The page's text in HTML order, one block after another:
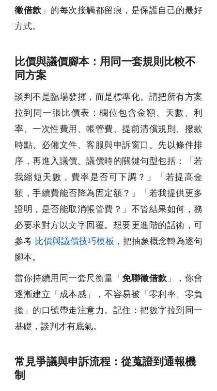
徵借款 」的每次接觸都留痕，是保護自己的最好
方式。
比價與議價腳本：用同一套規則比較不
同方案
談判不是臨場發揮，而是標準化。請把所有方案
拉到同一張比價表：欄位包含金額、天數、利
率、一次性費用、帳管費、提前清償規則、撥款
時點、必備文件、客服與申訴窗口。先以條件排
序，再進入議價。議價時的關鍵句型包括：「若
我縮短天數，費率是否可下調？」「若提高金
額，手續費能否降為固定額？」「若我提供更多
證明，是否能取消帳管費？」不管結果如何，務
必要求對方以文字回覆。想要更進階的話術，可
參考 比價與議價技巧模板 ，把抽象概念轉為逐句
腳本。
當你持續用同一套尺衡量「 免聯徵借款 」，你會
逐漸建立「成本感」，不容易被「零利率、零負
擔」的口號帶走注意力。記住：把數字拉到同一
基礎，談判才有底氣。
常見爭議與申訴流程：從蒐證到通報機
制